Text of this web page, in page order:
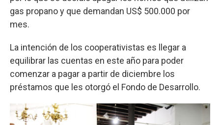
gas propano y que demandan US$ 500.000 por
mes.
La intención de los cooperativistas es llegar a
equilibrar las cuentas en este año para poder
comenzar a pagar a partir de diciembre los
préstamos que les otorgó el Fondo de Desarrollo.